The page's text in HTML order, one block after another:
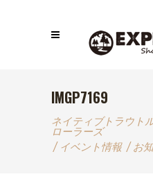
IMGP7169
ネイティブトラウト
ローラーズ
/ イベント情報 / お